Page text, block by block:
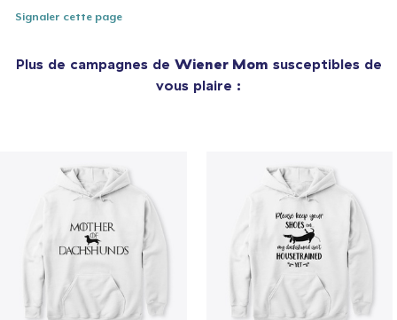
Signaler cette page
Plus de campagnes de Wiener Mom susceptibles de
vous plaire :